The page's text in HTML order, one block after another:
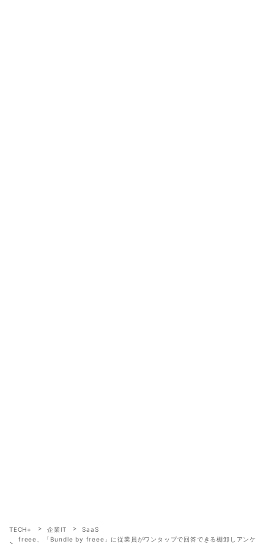
TECH+ 企業IT
SaaS
freee、「Bundle by freee」に従業員がワンタップで回答できる棚卸しアンケ